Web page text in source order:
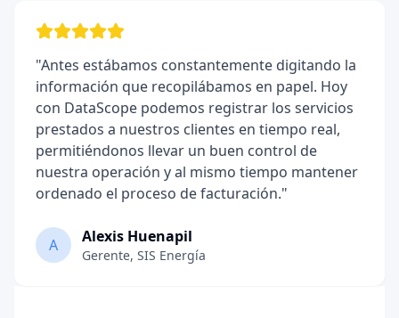
"Antes estábamos constantemente digitando la
información que recopilábamos en papel. Hoy
con DataScope podemos registrar los servicios
prestados a nuestros clientes en tiempo real,
permitiéndonos llevar un buen control de
nuestra operación y al mismo tiempo mantener
ordenado el proceso de facturación."
A Alexis Huenapil
Gerente, SIS Energía